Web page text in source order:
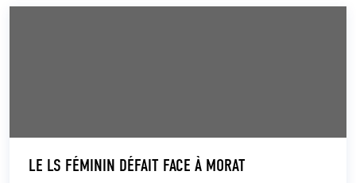
LE LS FÉMININ DÉFAIT FACE À MORAT